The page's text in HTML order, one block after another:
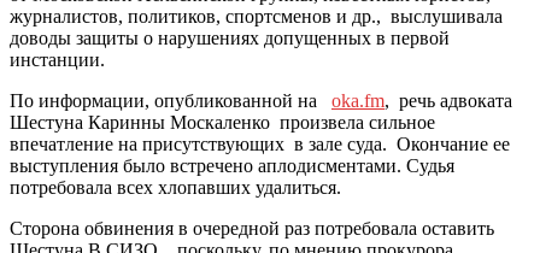
журналистов, политиков, спортсменов и др., выслушивала
доводы защиты о нарушениях допущенных в первой
инстанции.
По информации, опубликованной на oka.fm, речь адвоката
Шестуна Каринны Москаленко произвела сильное
впечатление на присутствующих в зале суда. Окончание ее
выступления было встречено аплодисментами. Судья
потребовала всех хлопавших удалиться.
Сторона обвинения в очередной раз потребовала оставить